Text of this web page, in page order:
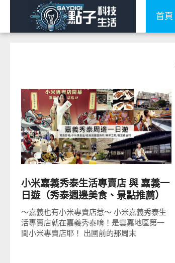
首頁
READ
MORE
居家生活
小米嘉義秀泰生活專賣店 與 嘉義一
日遊（秀泰週邊美食、景點推薦）
～嘉義也有小米專賣店惹～ 小米嘉義秀泰生
活專賣店就在嘉義秀泰唷！是雲嘉地區第一
間小米專賣店耶！ 出國前的那周末